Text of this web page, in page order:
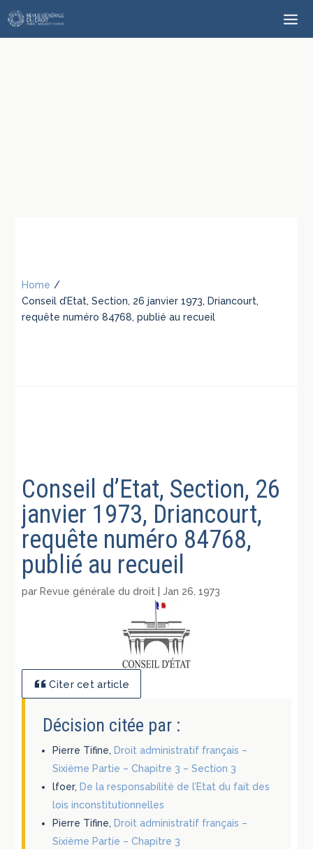
Home /
Conseil d’Etat, Section, 26 janvier 1973, Driancourt,
requête numéro 84768, publié au recueil
Conseil d’Etat, Section, 26
janvier 1973, Driancourt,
requête numéro 84768,
publié au recueil
par Revue générale du droit |Jan 26, 1973
Citer cet article
Décision citée par :
Pierre Tifine, Droit administratif français –
Sixième Partie – Chapitre 3 – Section 3
lfoer, De la responsabilité de l’Etat du fait des
lois inconstitutionnelles
Pierre Tifine, Droit administratif français –
Sixième Partie – Chapitre 3